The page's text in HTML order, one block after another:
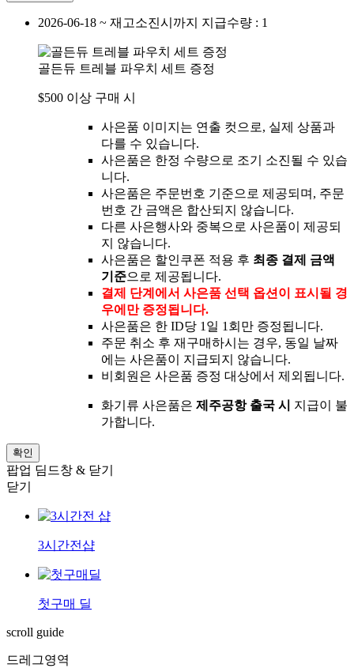
2026-06-18 ~ 재고소진시까지 지급수량 : 1
골든듀 트레블 파우치 세트 증정
$500 이상 구매 시
사은품 이미지는 연출 컷으로, 실제 상품과
다를 수 있습니다.
사은품은 한정 수량으로 조기 소진될 수 있습
니다.
사은품은 주문번호 기준으로 제공되며, 주문
번호 간 금액은 합산되지 않습니다.
다른 사은행사와 중복으로 사은품이 제공되
지 않습니다.
사은품은 할인쿠폰 적용 후 최종 결제 금액
기준으로 제공됩니다.
결제 단계에서 사은품 선택 옵션이 표시될 경
우에만 증정됩니다.
사은품은 한 ID당 1일 1회만 증정됩니다.
주문 취소 후 재구매하시는 경우, 동일 날짜
에는 사은품이 지급되지 않습니다.
비회원은 사은품 증정 대상에서 제외됩니다.
화기류 사은품은 제주공항 출국 시
지급이 불
가합니다.
확인
팝업 딤드창 & 닫기
닫기
3시간전샵
첫구매 딜
scroll guide
드레그영역